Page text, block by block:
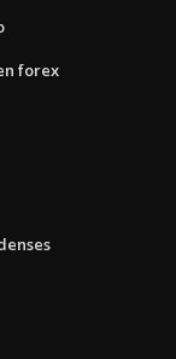
forex